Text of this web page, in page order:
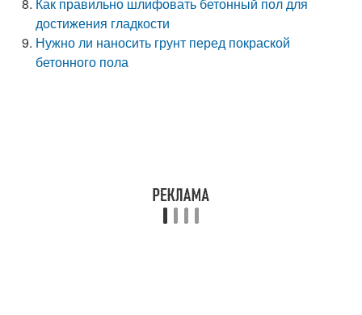
достижения гладкости
Нужно ли наносить грунт перед покраской
бетонного пола